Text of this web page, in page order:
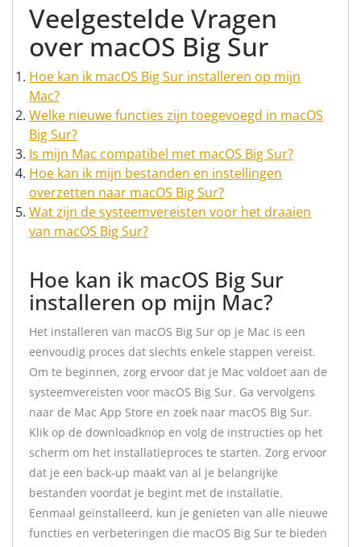
Veelgestelde Vragen
over macOS Big Sur
Hoe kan ik macOS Big Sur installeren op mijn
Mac?
Welke nieuwe functies zijn toegevoegd in macOS
Big Sur?
Is mijn Mac compatibel met macOS Big Sur?
Hoe kan ik mijn bestanden en instellingen
overzetten naar macOS Big Sur?
Wat zijn de systeemvereisten voor het draaien
van macOS Big Sur?
Hoe kan ik macOS Big Sur
installeren op mijn Mac?
Het installeren van macOS Big Sur op je Mac is een
eenvoudig proces dat slechts enkele stappen vereist.
Om te beginnen, zorg ervoor dat je Mac voldoet aan de
systeemvereisten voor macOS Big Sur. Ga vervolgens
naar de Mac App Store en zoek naar macOS Big Sur.
Klik op de downloadknop en volg de instructies op het
scherm om het installatieproces te starten. Zorg ervoor
dat je een back-up maakt van al je belangrijke
bestanden voordat je begint met de installatie.
Eenmaal geïnstalleerd, kun je genieten van alle nieuwe
functies en verbeteringen die macOS Big Sur te bieden